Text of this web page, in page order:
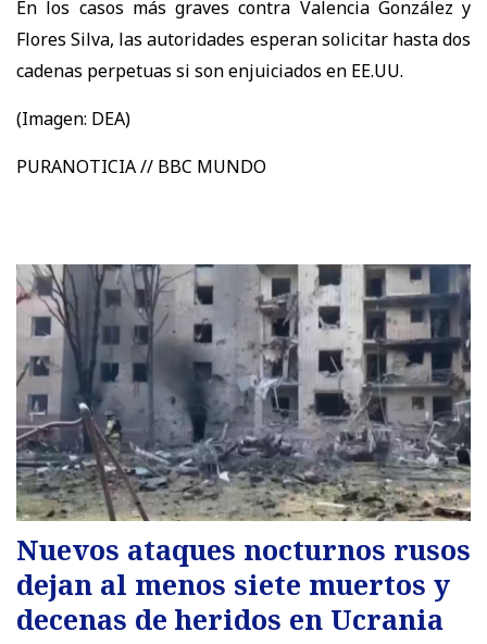
En los casos más graves contra Valencia González y
Flores Silva, las autoridades esperan solicitar hasta dos
cadenas perpetuas si son enjuiciados en EE.UU.
(Imagen: DEA)
PURANOTICIA // BBC MUNDO
Nuevos ataques nocturnos rusos
dejan al menos siete muertos y
decenas de heridos en Ucrania